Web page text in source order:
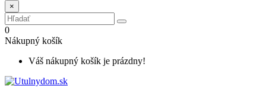
×
0
Nákupný košík
Váš nákupný košík je prázdny!